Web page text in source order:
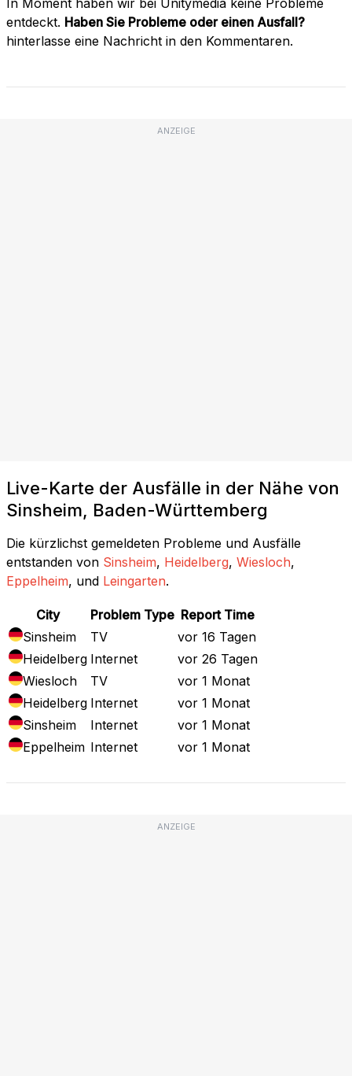
entdeckt. Haben Sie Probleme oder einen Ausfall?
hinterlasse eine Nachricht in den Kommentaren.
ANZEIGE
Live-Karte der Ausfälle in der Nähe von
Sinsheim, Baden-Württemberg
Die kürzlichst gemeldeten Probleme und Ausfälle
entstanden von Sinsheim, Heidelberg, Wiesloch,
Eppelheim, und Leingarten.
City Problem Type Report Time
Sinsheim
TV
vor 16 Tagen
Heidelberg Internet
vor 26 Tagen
Wiesloch
TV
vor 1 Monat
Heidelberg Internet
vor 1 Monat
Sinsheim
Internet
vor 1 Monat
Eppelheim Internet vor 1 Monat
ANZEIGE